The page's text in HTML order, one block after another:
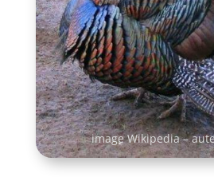
image Wikipedia –